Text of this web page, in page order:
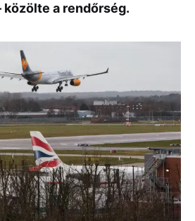
a rendőrség.